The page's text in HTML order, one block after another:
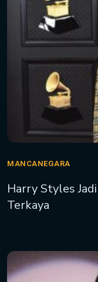
MANCANEGARA
Harry Styles
Terkaya